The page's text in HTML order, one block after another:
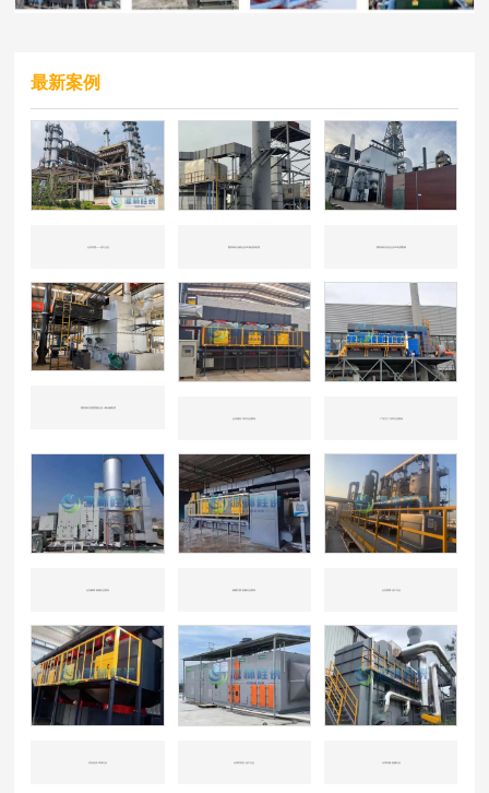
最新案例
河北沧州-环保行业 天津开发区-化工行业 天津东丽-机械行业